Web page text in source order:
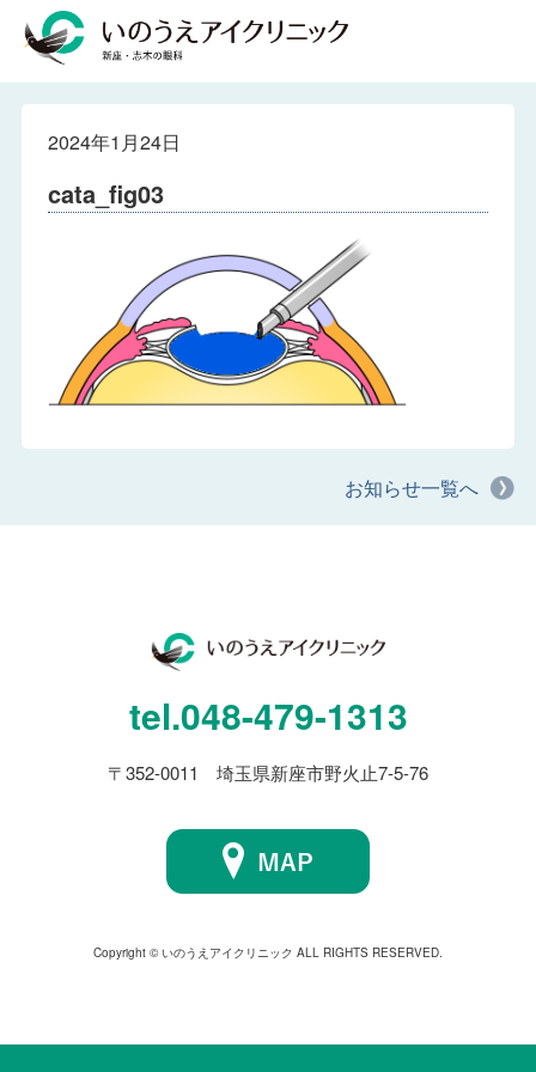
2024年1月24日
cata_fig03
お知らせ一覧へ
tel.048-479-1313
〒352-0011 埼玉県新座市野火止7-5-76
Copyright © いのうえアイクリニック ALL RIGHTS RESERVED.